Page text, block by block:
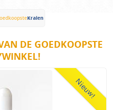
Kralen
DE GOEDKOOPSTE
Nieuw!